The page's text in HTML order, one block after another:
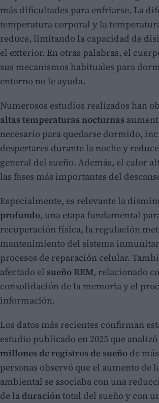
más dificultades para enfriarse. La
temperatura corporal y la
reduce, limitando la capacidad de
el exterior. En otras palabras, el
sus mecanismos habituales para
entorno no le ayuda.
Numerosos estudios realizados han
altas temperaturas nocturnas
necesario para quedarse dormido,
despertares durante la noche y
general del sueño. Además, el calor
las fases más importantes del
Especialmente, es relevante la
profundo, una etapa fundamental
recuperación física, la regulación
mantenimiento del sistema
procesos de reparación celular.
afectado el sueño REM, relacionado
consolidación de la memoria y el
información.
Los datos más recientes confirman
estudio publicado en 2025 que
millones de registros de sueño de
personas observó que el aumento de
ambiental se asociaba con una
de la duracióntotal del sueño y con